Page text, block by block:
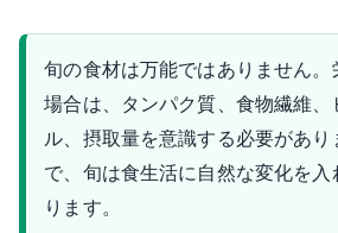
旬の食材は万能ではありません
場合は、タンパク質、食物繊維、
ル、摂取量を意識する必要があり
で、旬は食生活に自然な変化を
ります。